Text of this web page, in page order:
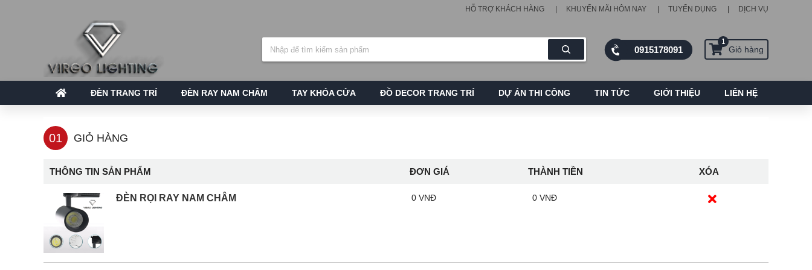
HỖ TRỢ KHÁCH HÀNG KHUYẾN MÃI HÔM NAY TUYỂN DỤNG DỊCH VỤ
0915178091
1
Giỏ hàng
ĐÈN TRANG TRÍ ĐÈN RAY NAM CHÂM TAY KHÓA CỬA ĐỒ DECOR TRANG TRÍ DỰ ÁN THI CÔNG TIN TỨC GIỚI THIỆU LIÊN HỆ
01 GIỎ HÀNG
THÔNG TIN SẢN PHẨM ĐƠN GIÁ THÀNH TIỀN XÓA
ĐÈN RỌI RAY NAM CHÂM 0 VNĐ 0 VNĐ